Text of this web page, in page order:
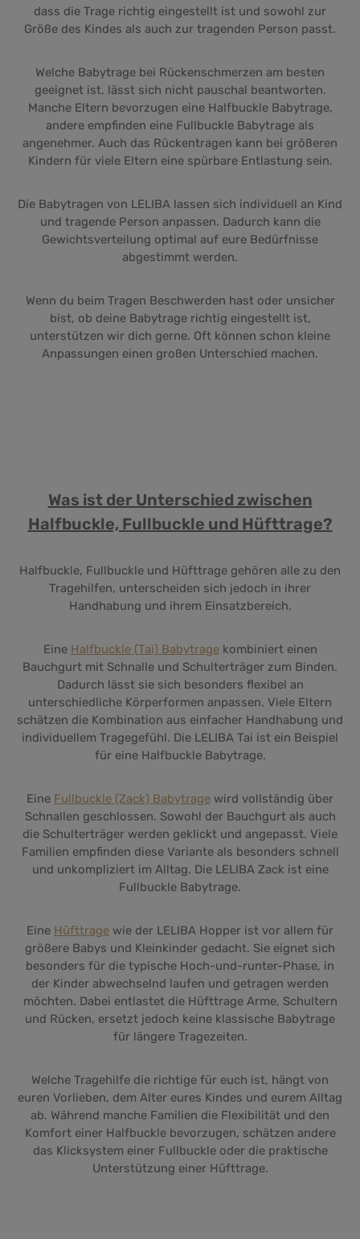
dass die Trage richtig eingestellt ist und sowohl zur
Größe des Kindes als auch zur tragenden Person passt.
Welche Babytrage bei Rückenschmerzen am besten
geeignet ist, lässt sich nicht pauschal beantworten.
Manche Eltern bevorzugen eine Halfbuckle Babytrage,
andere empfinden eine Fullbuckle Babytrage als
angenehmer. Auch das Rückentragen kann bei größeren
Kindern für viele Eltern eine spürbare Entlastung sein.
Die Babytragen von LELIBA lassen sich individuell an Kind
und tragende Person anpassen. Dadurch kann die
Gewichtsverteilung optimal auf eure Bedürfnisse
abgestimmt werden.
Wenn du beim Tragen Beschwerden hast oder unsicher
bist, ob deine Babytrage richtig eingestellt ist,
unterstützen wir dich gerne. Oft können schon kleine
Anpassungen einen großen Unterschied machen.
Was ist der Unterschied zwischen
Halfbuckle, Fullbuckle und Hüfttrage?
Halfbuckle, Fullbuckle und Hüfttrage gehören alle zu den
Tragehilfen, unterscheiden sich jedoch in ihrer
Handhabung und ihrem Einsatzbereich.
Eine Halfbuckle (Tai) Babytrage kombiniert einen
Bauchgurt mit Schnalle und Schulterträger zum Binden.
Dadurch lässt sie sich besonders flexibel an
unterschiedliche Körperformen anpassen. Viele Eltern
schätzen die Kombination aus einfacher Handhabung und
individuellem Tragegefühl. Die LELIBA Tai ist ein Beispiel
für eine Halfbuckle Babytrage.
Eine Fullbuckle (Zack) Babytrage wird vollständig über
Schnallen geschlossen. Sowohl der Bauchgurt als auch
die Schulterträger werden geklickt und angepasst. Viele
Familien empfinden diese Variante als besonders schnell
und unkompliziert im Alltag. Die LELIBA Zack ist eine
Fullbuckle Babytrage.
Eine Hüfttrage wie der LELIBA Hopper ist vor allem für
größere Babys und Kleinkinder gedacht. Sie eignet sich
besonders für die typische Hoch-und-runter-Phase, in
der Kinder abwechselnd laufen und getragen werden
möchten. Dabei entlastet die Hüfttrage Arme, Schultern
und Rücken, ersetzt jedoch keine klassische Babytrage
für längere Tragezeiten.
Welche Tragehilfe die richtige für euch ist, hängt von
euren Vorlieben, dem Alter eures Kindes und eurem Alltag
ab. Während manche Familien die Flexibilität und den
Komfort einer Halfbuckle bevorzugen, schätzen andere
das Klicksystem einer Fullbuckle oder die praktische
Unterstützung einer Hüfttrage.